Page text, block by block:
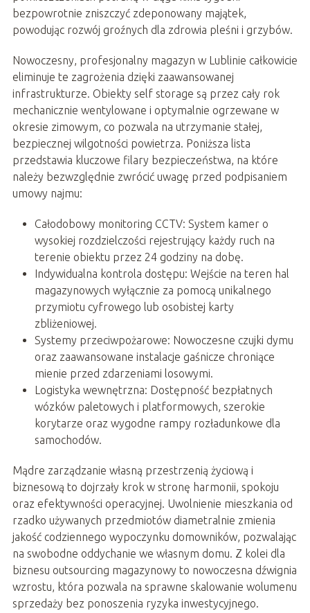
bezpowrotnie zniszczyć zdeponowany majątek,
powodując rozwój groźnych dla zdrowia pleśni i grzybów.
Nowoczesny, profesjonalny magazyn w Lublinie całkowicie
eliminuje te zagrożenia dzięki zaawansowanej
infrastrukturze. Obiekty self storage są przez cały rok
mechanicznie wentylowane i optymalnie ogrzewane w
okresie zimowym, co pozwala na utrzymanie stałej,
bezpiecznej wilgotności powietrza. Poniższa lista
przedstawia kluczowe filary bezpieczeństwa, na które
należy bezwzględnie zwrócić uwagę przed podpisaniem
umowy najmu:
Całodobowy monitoring CCTV: System kamer o
wysokiej rozdzielczości rejestrujący każdy ruch na
terenie obiektu przez 24 godziny na dobę.
Indywidualna kontrola dostępu: Wejście na teren hal
magazynowych wyłącznie za pomocą unikalnego
przymiotu cyfrowego lub osobistej karty
zbliżeniowej.
Systemy przeciwpożarowe: Nowoczesne czujki dymu
oraz zaawansowane instalacje gaśnicze chroniące
mienie przed zdarzeniami losowymi.
Logistyka wewnętrzna: Dostępność bezpłatnych
wózków paletowych i platformowych, szerokie
korytarze oraz wygodne rampy rozładunkowe dla
samochodów.
Mądre zarządzanie własną przestrzenią życiową i
biznesową to dojrzały krok w stronę harmonii, spokoju
oraz efektywności operacyjnej. Uwolnienie mieszkania od
rzadko używanych przedmiotów diametralnie zmienia
jakość codziennego wypoczynku domowników, pozwalając
na swobodne oddychanie we własnym domu. Z kolei dla
biznesu outsourcing magazynowy to nowoczesna dźwignia
wzrostu, która pozwala na sprawne skalowanie wolumenu
sprzedaży bez ponoszenia ryzyka inwestycyjnego.